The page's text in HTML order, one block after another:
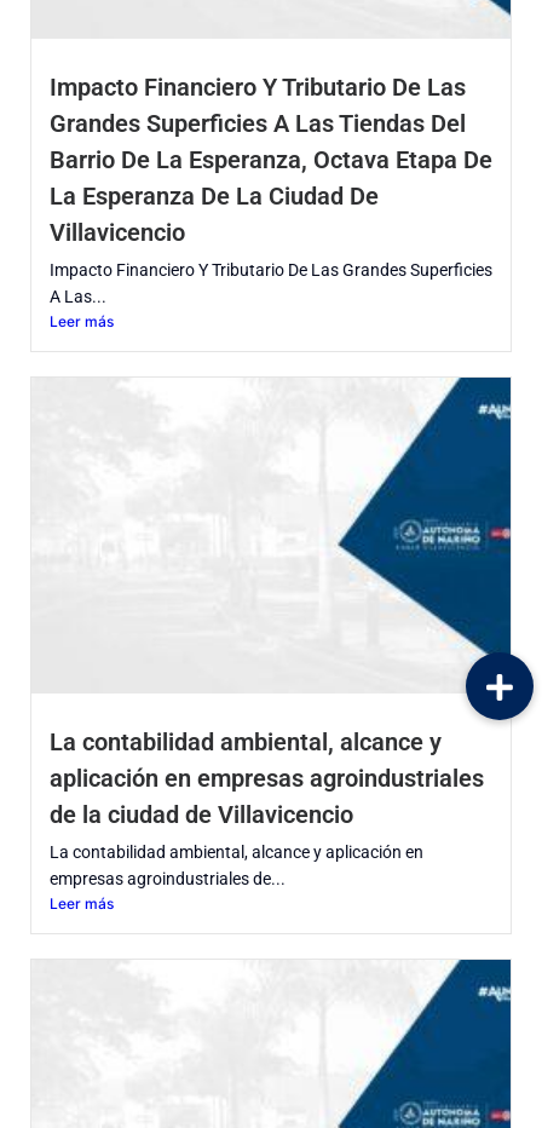
Impacto Financiero Y Tributario De Las
Grandes Superficies A Las Tiendas Del
Barrio De La Esperanza, Octava Etapa De
La Esperanza De La Ciudad De
Villavicencio
Impacto Financiero Y Tributario De Las Grandes Superficies
A Las...
Leer más
La contabilidad ambiental, alcance y
aplicación en empresas agroindustriales
de la ciudad de Villavicencio
La contabilidad ambiental, alcance y aplicación en
empresas agroindustriales de...
Leer más